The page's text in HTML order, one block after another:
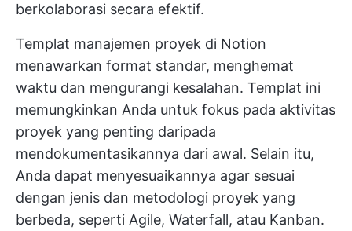
berkolaborasi secara efektif.
Templat manajemen proyek di Notion
menawarkan format standar, menghemat
waktu dan mengurangi kesalahan. Templat ini
memungkinkan Anda untuk fokus pada aktivitas
proyek yang penting daripada
mendokumentasikannya dari awal. Selain itu,
Anda dapat menyesuaikannya agar sesuai
dengan jenis dan metodologi proyek yang
berbeda, seperti Agile, Waterfall, atau Kanban.